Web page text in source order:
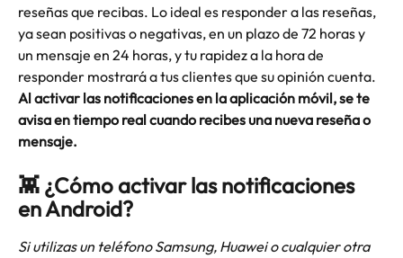
reseñas que recibas. Lo ideal es responder a las reseñas,
ya sean positivas o negativas, en un plazo de 72 horas y
un mensaje en 24 horas, y tu rapidez a la hora de
responder mostrará a tus clientes que su opinión cuenta.
Al activar las notificaciones en la aplicación móvil, se te
avisa en tiempo real cuando recibes una nueva reseña o
mensaje.
👾 ¿Cómo activar las notificaciones
en Android?
Si utilizas un teléfono Samsung, Huawei o cualquier otra